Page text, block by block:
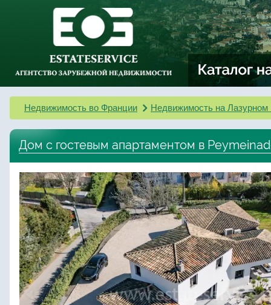
Недвижимость во Франции Недвижимость на Лазурном
Дом с гостевым апартаментом в